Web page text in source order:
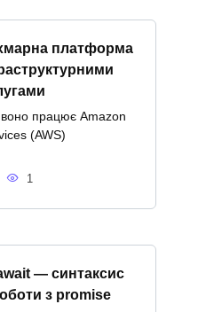
платформа
працює Amazon
(AWS)
1
— синтаксис
з promise